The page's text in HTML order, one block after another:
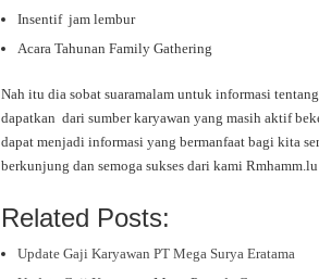
Insentif jam lembur
Acara Tahunan Family Gathering
Nah itu dia sobat suaramalam untuk informasi
dapatkan dari sumber karyawan yang masih aktif
dapat menjadi informasi yang bermanfaat bagi kita
berkunjung dan semoga sukses dari kami Rmhamm.lu
Related Posts:
Update Gaji Karyawan PT Mega Surya Eratama